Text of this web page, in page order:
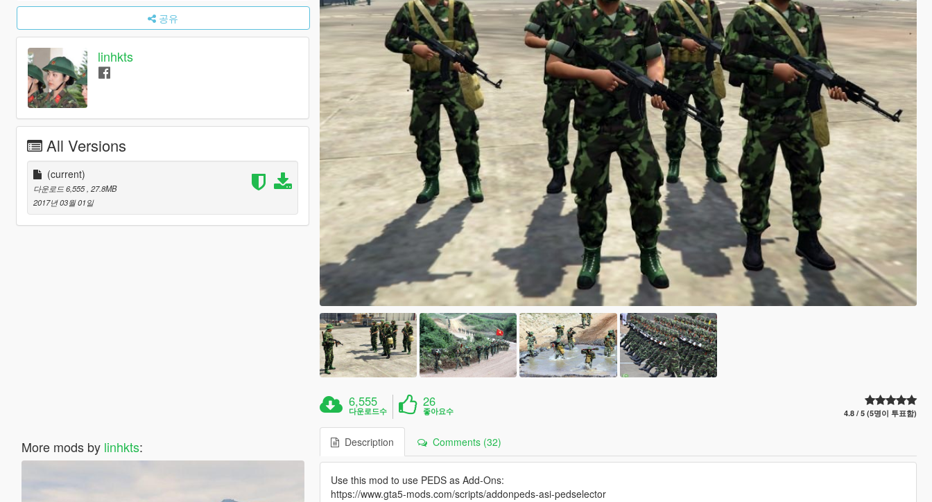
공유
linhkts
All Versions
(current)
다운로드 6,555 , 27.8MB
2017년 03월 01일
More mods by linhkts:
6,555
다운로드수
26
좋아요수 4.8 / 5 (5명이 투표함)
Description Comments (32)
Use this mod to use PEDS as Add-Ons:
https://www.gta5-mods.com/scripts/addonpeds-asi-pedselector